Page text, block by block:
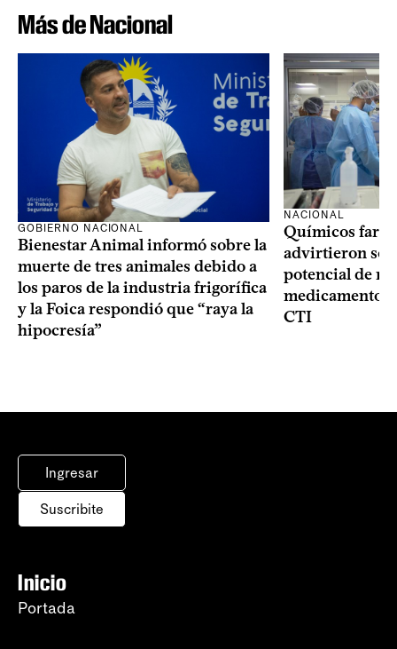
Más de Nacional
GOBIERNO NACIONAL
Bienestar Animal informó sobre la
muerte de tres animales debido a
los paros de la industria frigorífica
y la Foica respondió que “raya la
hipocresía”
NACIONAL
Químicos
advirtieron
potencial de
medicamentos
CTI
Ingresar
Suscribite
Inicio
Portada